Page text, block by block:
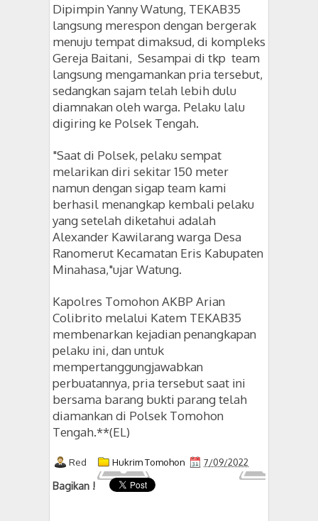
Dipimpin Yanny Watung, TEKAB35
langsung merespon dengan bergerak
menuju tempat dimaksud, di kompleks
Gereja Baitani, Sesampai di tkp team
langsung mengamankan pria tersebut,
sedangkan sajam telah lebih dulu
diamnakan oleh warga. Pelaku lalu
digiring ke Polsek Tengah.
"Saat di Polsek, pelaku sempat
melarikan diri sekitar 150 meter
namun dengan sigap team kami
berhasil menangkap kembali pelaku
yang setelah diketahui adalah
Alexander Kawilarang warga Desa
Ranomerut Kecamatan Eris Kabupaten
Minahasa,"ujar Watung.
Kapolres Tomohon AKBP Arian
Colibrito melalui Katem TEKAB35
membenarkan kejadian penangkapan
pelaku ini, dan untuk
mempertanggungjawabkan
perbuatannya, pria tersebut saat ini
bersama barang bukti parang telah
diamankan di Polsek Tomohon
Tengah.**(EL)
Red Hukrim Tomohon 7/09/2022
Bagikan !